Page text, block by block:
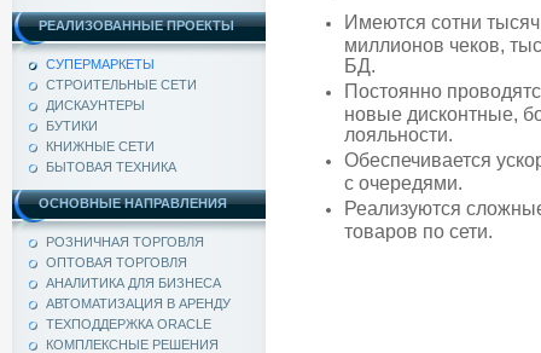
РЕАЛИЗОВАННЫЕ ПРОЕКТЫ
СУПЕРМАРКЕТЫ
СТРОИТЕЛЬНЫЕ СЕТИ
ДИСКАУНТЕРЫ
БУТИКИ
КНИЖНЫЕ СЕТИ
БЫТОВАЯ ТЕХНИКА
ОСНОВНЫЕ НАПРАВЛЕНИЯ
РОЗНИЧНАЯ ТОРГОВЛЯ
ОПТОВАЯ ТОРГОВЛЯ
АНАЛИТИКА ДЛЯ БИЗНЕСА
АВТОМАТИЗАЦИЯ В АРЕНДУ
ТЕХПОДДЕРЖКА ORACLE
КОМПЛЕКСНЫЕ РЕШЕНИЯ
Имеются сотни тысяч
миллионов чеков,
БД.
Постоянно
новые дисконтные,
лояльности.
Обеспечивается
с очередями.
Реализуются
товаров по сети.